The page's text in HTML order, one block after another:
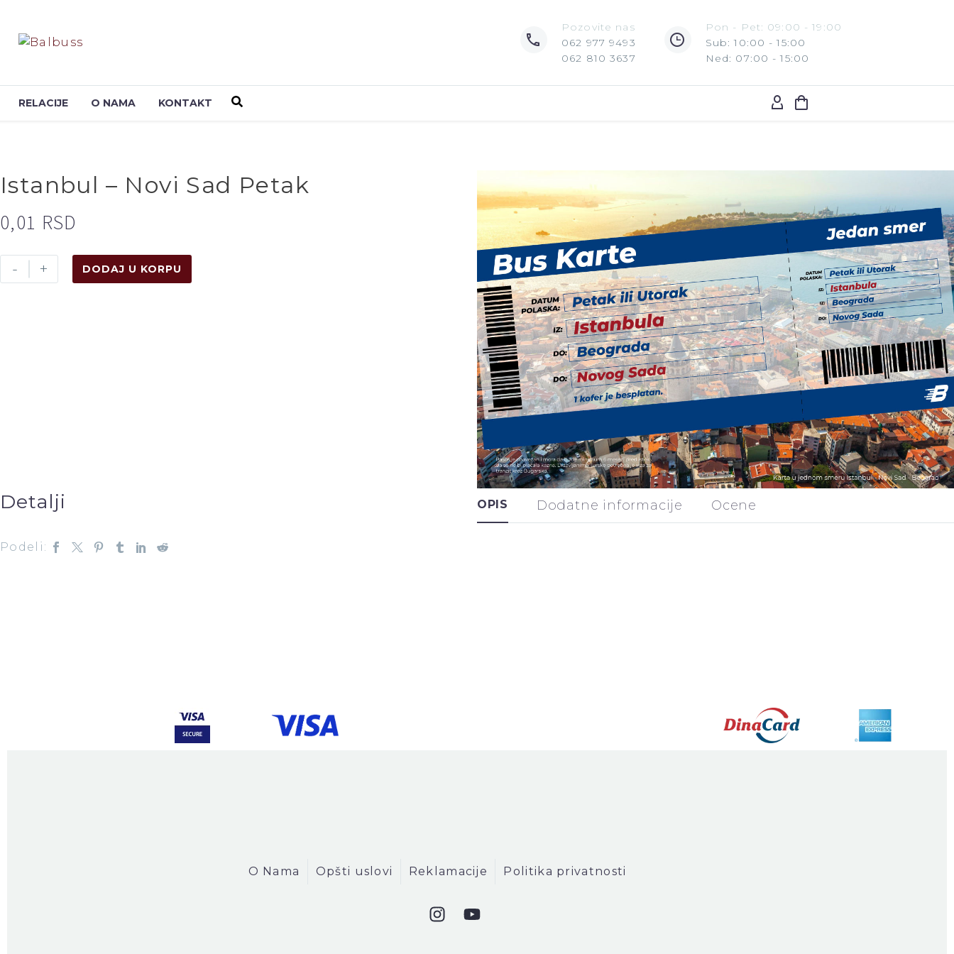
Pozovite nas
062 977 9493
062 810 3637
Pon - Pet: 09:00 - 19:00
Sub: 10:00 - 15:00
Ned: 07:00 - 15:00
RELACIJE O NAMA KONTAKT
Istanbul – Novi Sad Petak
0,01 RSD
- + DODAJ U KORPU
Detalji
Podeli:
OPIS Dodatne informacije Ocene
O Nama Opšti uslovi Reklamacije Politika privatnosti